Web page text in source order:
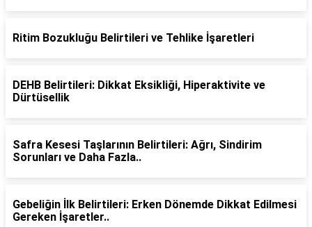
Ritim Bozukluğu Belirtileri ve Tehlike İşaretleri
DEHB Belirtileri: Dikkat Eksikliği, Hiperaktivite ve
Dürtüsellik
Safra Kesesi Taşlarının Belirtileri: Ağrı, Sindirim
Sorunları ve Daha Fazla..
Gebeliğin İlk Belirtileri: Erken Dönemde Dikkat Edilmesi
Gereken İşaretler..